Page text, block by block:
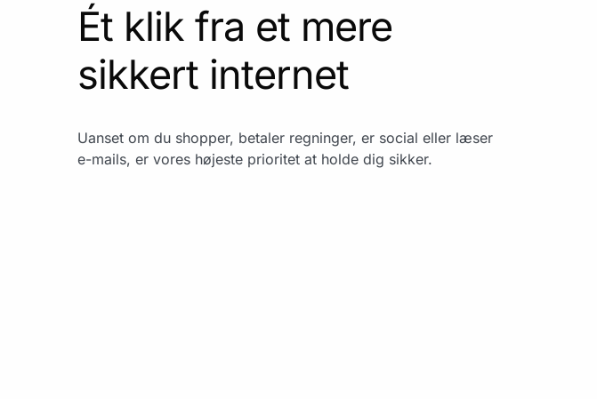
Ét klik fra et mere
sikkert internet
Uanset om du shopper, betaler regninger, er social eller læser
e-mails, er vores højeste prioritet at holde dig sikker.